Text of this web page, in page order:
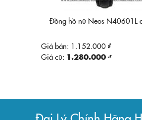
Đồng hồ nữ Neos N40601L
Giá bán: 1.152.000 ₫
Giá cũ: 1.280.000 ₫